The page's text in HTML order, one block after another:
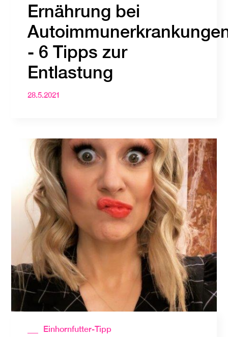
Ernährung bei
- 6 Tipps zur
Entlastung
28.5.2021
Einhornfutter-Tipp